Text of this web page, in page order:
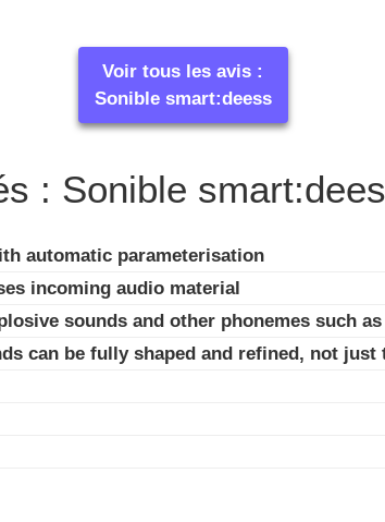
Voir tous les avis :
Sonible smart:deess
: Sonible
automatic parameterisation
incoming audio material
sounds and other phonemes such as
can be fully shaped and refined, not just